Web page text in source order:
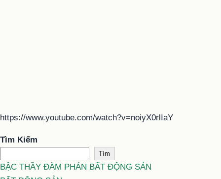
https://www.youtube.com/watch?v=noiyX0rlIaY
Tìm Kiếm
Tìm
BẬC THẦY ĐÀM PHÁN BẤT ĐỘNG SẢN